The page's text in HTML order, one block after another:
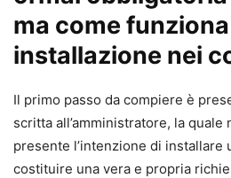
ma come
installazione nei
Il primo passo da compiere è
scritta all’amministratore, la
presente l’intenzione di installare
costituire una vera e propria